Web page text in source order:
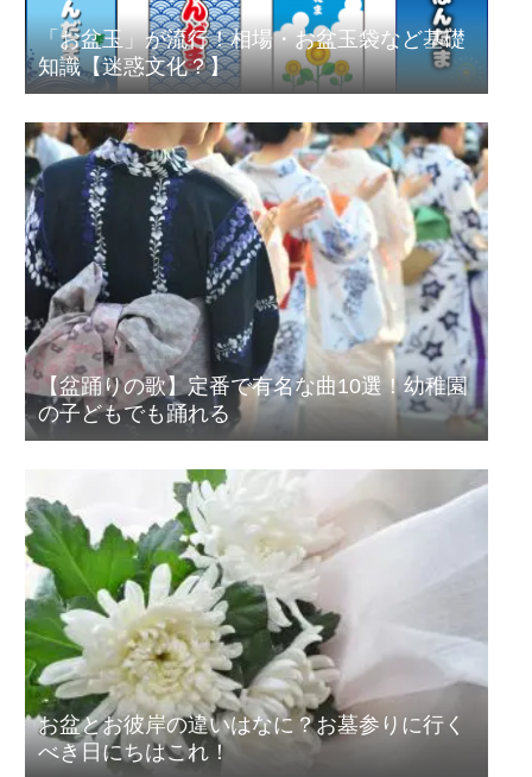
「お盆玉」が流行！相場・お盆玉袋など基礎
知識【迷惑文化？】
【盆踊りの歌】定番で有名な曲10選！幼稚園
の子どもでも踊れる
お盆とお彼岸の違いはなに？お墓参りに行く
べき日にちはこれ！